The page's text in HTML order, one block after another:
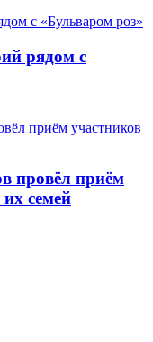
рядом с
провёл приём
семей